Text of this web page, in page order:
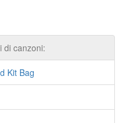
di canzoni:
Kit Bag